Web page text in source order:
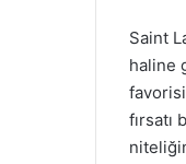
Saint
haline
fırsatı